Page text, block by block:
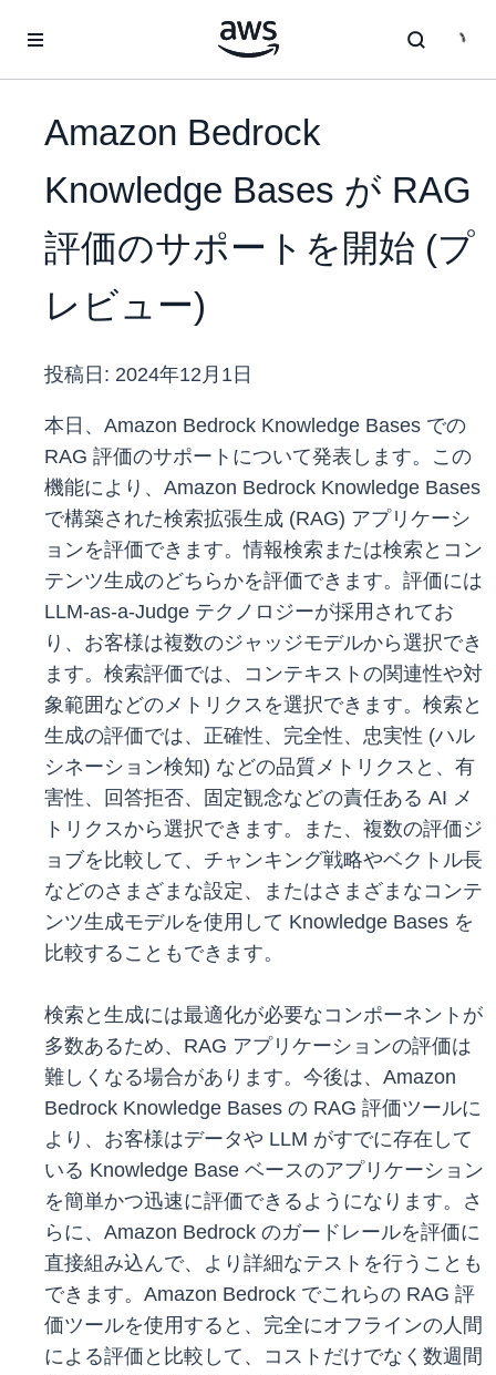
Amazon Bedrock
Knowledge Bases が RAG
評価のサポートを開始 (プ
レビュー)
投稿日: 2024年12月1日
本日、Amazon Bedrock Knowledge Bases での
RAG 評価のサポートについて発表します。この
機能により、Amazon Bedrock Knowledge Bases
で構築された検索拡張生成 (RAG) アプリケーシ
ョンを評価できます。情報検索または検索とコン
テンツ生成のどちらかを評価できます。評価には
LLM-as-a-Judge テクノロジーが採用されてお
り、お客様は複数のジャッジモデルから選択でき
ます。検索評価では、コンテキストの関連性や対
象範囲などのメトリクスを選択できます。検索と
生成の評価では、正確性、完全性、忠実性 (ハル
シネーション検知) などの品質メトリクスと、有
害性、回答拒否、固定観念などの責任ある AI メ
トリクスから選択できます。また、複数の評価ジ
ョブを比較して、チャンキング戦略やベクトル長
などのさまざまな設定、またはさまざまなコンテ
ンツ生成モデルを使用して Knowledge Bases を
比較することもできます。
検索と生成には最適化が必要なコンポーネントが
多数あるため、RAG アプリケーションの評価は
難しくなる場合があります。今後は、Amazon
Bedrock Knowledge Bases の RAG 評価ツールに
より、お客様はデータや LLM がすでに存在して
いる Knowledge Base ベースのアプリケーション
を簡単かつ迅速に評価できるようになります。さ
らに、Amazon Bedrock のガードレールを評価に
直接組み込んで、より詳細なテストを行うことも
できます。Amazon Bedrock でこれらの RAG 評
価ツールを使用すると、完全にオフラインの人間
による評価と比較して、コストだけでなく数週間